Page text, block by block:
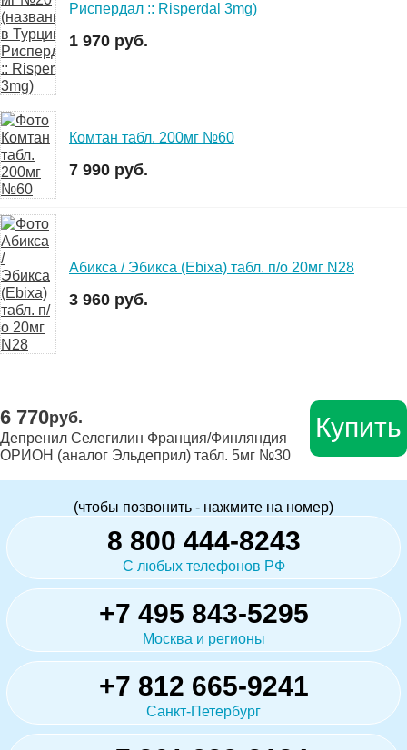
Риспердал :: Risperdal 3mg)
1 970 руб.
Комтан табл. 200мг №60
7 990 руб.
Абикса / Эбикса (Ebixa) табл. п/о 20мг N28
3 960 руб.
6 770руб.
Депренил Селегилин Франция/Финляндия
ОРИОН (аналог Эльдеприл) табл. 5мг №30
Купить
(чтобы позвонить - нажмите на номер)
8 800 444-8243
С любых телефонов РФ
+7 495 843-5295
Москва и регионы
+7 812 665-9241
Санкт-Петербург